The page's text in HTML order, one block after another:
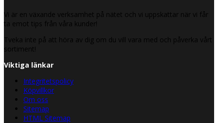
Vi är en växande verksamhet på nätet och vi uppskattar när vi får
ta emot tips från våra kunder!
Tveka inte på att höra av dig om du vill vara med och påverka vårt
sortiment!
Viktiga länkar
Integritetspolicy
Köpvillkor
Om oss
Sitemap
HTML Sitemap